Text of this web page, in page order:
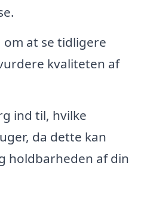
om at se tidligere
kvaliteten af
ind til, hvilke
da dette kan
holdbarheden af din